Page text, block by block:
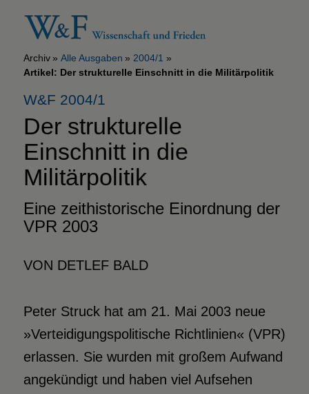
Archiv Alle Ausgaben
2004/1
Artikel: Der strukturelle Einschnitt in die Militärpolitik
W&F 2004/1
Der strukturelle
Einschnitt in die
Militärpolitik
Eine zeithistorische Einordnung der
VPR 2003
VON DETLEF BALD
Peter Struck hat am 21. Mai 2003 neue
»Verteidigungspolitische Richtlinien« (VPR)
erlassen. Sie wurden mit großem Aufwand
angekündigt und haben viel Aufsehen